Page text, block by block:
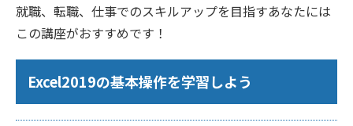
就職、転職、仕事でのスキルアップを目指すあなたには
この講座がおすすめです！
Excel2019の基本操作を学習しよう